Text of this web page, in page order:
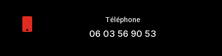
Téléphone
06 03 56 90 53